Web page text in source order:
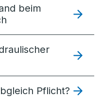
beim
Pflicht?